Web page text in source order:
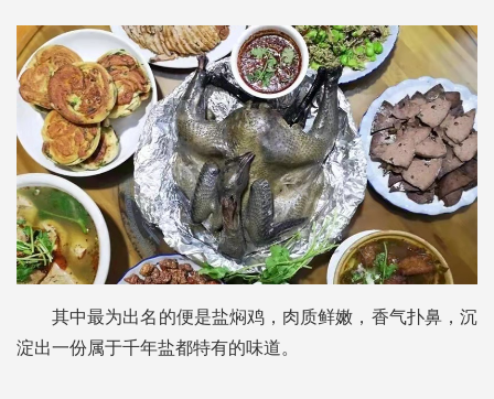
其中最为出名的便是盐焖鸡，肉质鲜嫩，香气扑鼻，沉
淀出一份属于千年盐都特有的味道。